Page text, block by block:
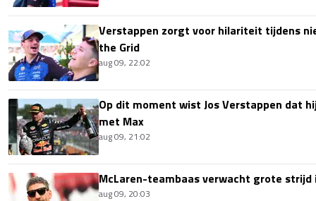
Verstappen zorgt voor hilariteit tijdens
the Grid
aug 09, 22:02
Op dit moment wist Jos Verstappen dat
met Max
aug 09, 21:02
McLaren-teambaas verwacht grote
aug 09, 20:03